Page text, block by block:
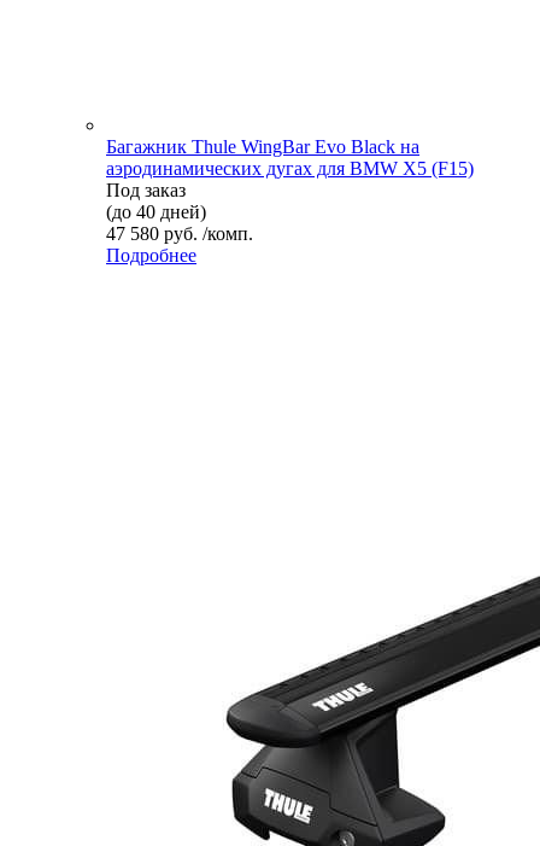
Багажник Thule WingBar Evo Black на
аэродинамических дугах для BMW X5 (F15)
Под заказ
(до 40 дней)
47 580 руб. /комп.
Подробнее